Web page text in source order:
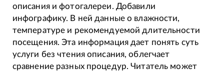
описания и фотогалереи. Добавили
инфографику. В ней данные о влажности,
температуре и рекомендуемой длительности
посещения. Эта информация дает понять суть
услуги без чтения описания, облегчает
сравнение разных процедур. Читатель может